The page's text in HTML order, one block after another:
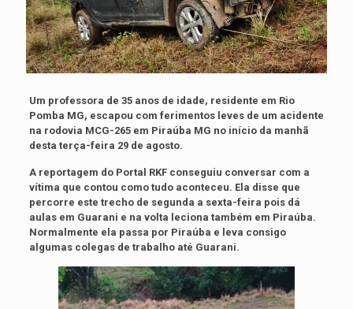
Um professora de 35 anos de idade, residente em Rio
Pomba MG, escapou com ferimentos leves de um acidente
na rodovia MCG-265 em Piraúba MG no início da manhã
desta terça-feira 29 de agosto.
A reportagem do Portal RKF conseguiu conversar com a
vítima que contou como tudo aconteceu. Ela disse que
percorre este trecho de segunda a sexta-feira pois dá
aulas em Guarani e na volta leciona também em Piraúba.
Normalmente ela passa por Piraúba e leva consigo
algumas colegas de trabalho até Guarani.